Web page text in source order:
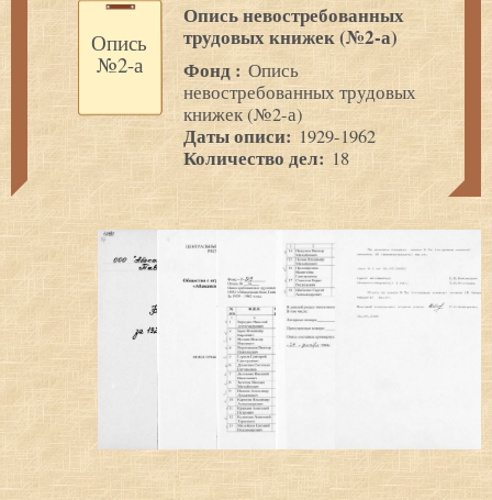
Опись
№2-а
Опись невостребованных
трудовых книжек (№2-а)
Фонд : Опись
невостребованных трудовых
книжек (№2-а)
Даты описи: 1929-1962
Количество дел: 18